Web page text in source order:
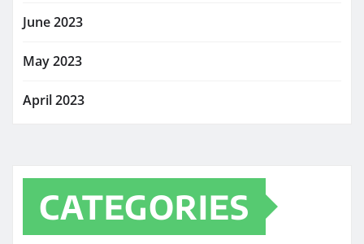
June 2023
May 2023
April 2023
CATEGORIES